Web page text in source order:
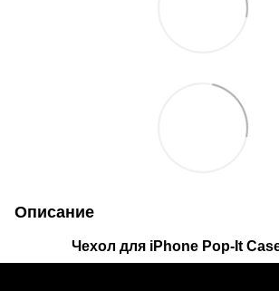
Описание
Чехол для iPhone Pop-It